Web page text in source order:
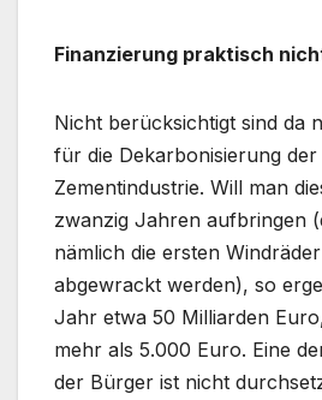
Finanzierung praktisch
Nicht berücksichtigt sind da
für die Dekarbonisierung
Zementindustrie. Will man
zwanzig Jahren aufbringen
nämlich die ersten
abgewrackt werden), so
Jahr etwa 50 Milliarden
mehr als 5.000 Euro. Eine
der Bürger ist nicht